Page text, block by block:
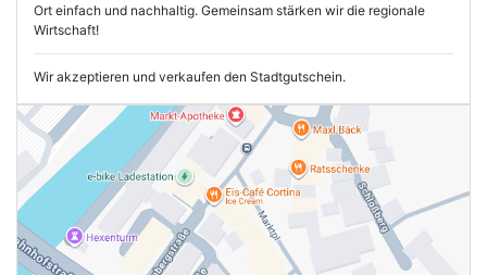
Ort einfach und nachhaltig. Gemeinsam stärken wir die regionale
Wirtschaft!
Wir akzeptieren und verkaufen den Stadtgutschein.